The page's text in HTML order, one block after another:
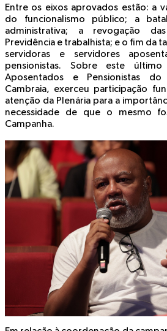
Entre os eixos aprovados estão: a
do funcionalismo público; a
administrativa; a revogação
Previdência e trabalhista; e o fim da
servidoras e servidores
pensionistas. Sobre este
Aposentados e Pensionistas do
Cambraia, exerceu participação
atenção da Plenária para a
necessidade de que o mesmo
Campanha.